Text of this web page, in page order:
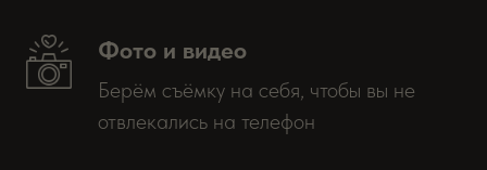
Фото и видео
Берём съёмку на себя, чтобы вы не
отвлекались на телефон